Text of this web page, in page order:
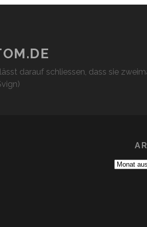
darauf schliessen, dass sie
Archiv